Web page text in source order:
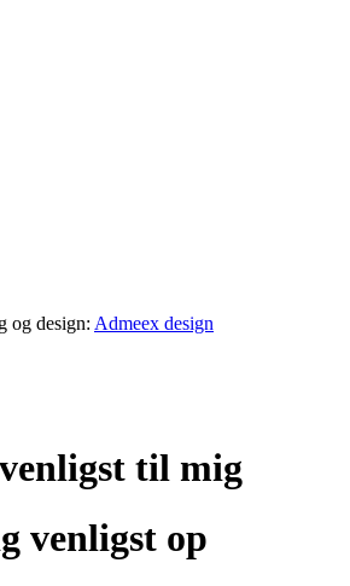
og design: Admeex design
til mig
venligst op